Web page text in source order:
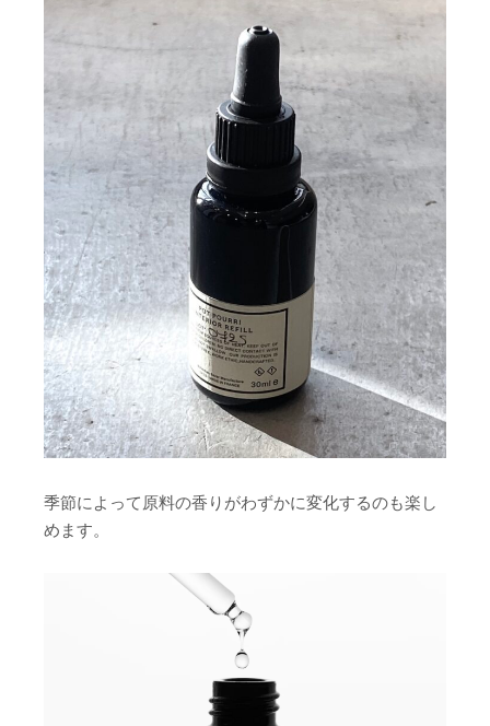
季節によって原料の香りがわずかに変化するのも楽し
めます。